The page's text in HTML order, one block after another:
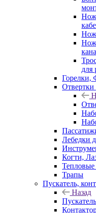
для
Горелки,
Отвертки
Лебедки
Когти,
Трапы
Пускатель,
Назад